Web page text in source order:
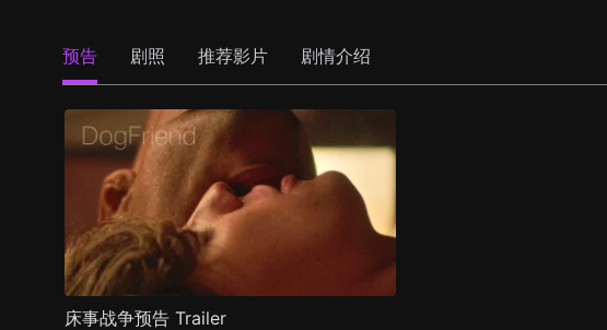
预告 剧照 推荐影片 剧情介绍
床事战争预告 Trailer